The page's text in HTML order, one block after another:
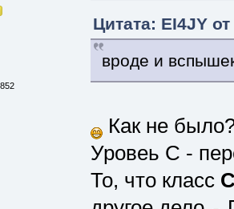
Цитата: EI4JY
вроде и
Как не
Уровеь С -
То, что класс